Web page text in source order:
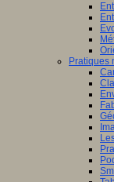
Pratiques